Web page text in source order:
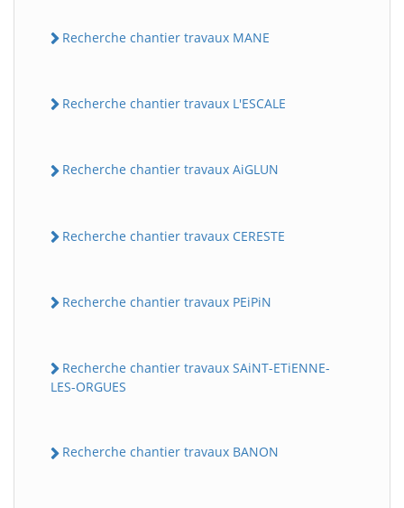
Recherche chantier travaux MANE
Recherche chantier travaux L'ESCALE
Recherche chantier travaux AiGLUN
Recherche chantier travaux CERESTE
Recherche chantier travaux PEiPiN
Recherche chantier travaux SAiNT-ETiENNE-
LES-ORGUES
Recherche chantier travaux BANON